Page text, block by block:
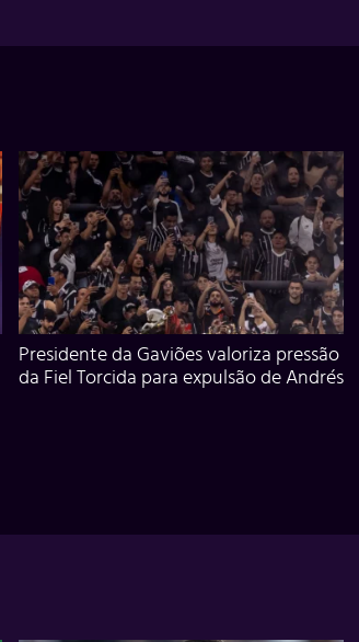
Presidente da Gaviões valoriza pressão
da Fiel Torcida para expulsão de Andrés